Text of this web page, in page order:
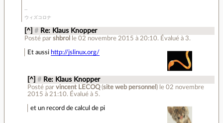
ウィズコロナ
[^] # Re: Klaus Knopper
Posté par shbrol le 02 novembre 2015 à 20:10.Évalué à 3.
Et aussi http://jslinux.org/
[^] # Re: Klaus Knopper
Posté parvincent LECOQ(site web personnel ) le 02 novembre
2015 à 21:10. Évalué à 5.
et un record de calcul de pi